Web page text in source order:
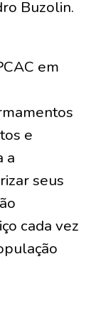
Buzolin.
em
e
a
seus
cada vez